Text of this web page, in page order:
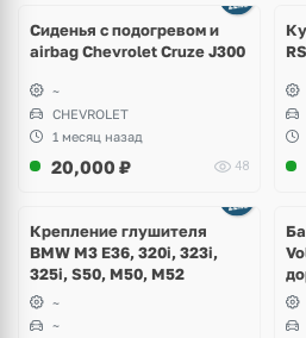
Сиденья с подогревом и
airbag Chevrolet Cruze J300
~
CHEVROLET
1 месяц назад
20,000 ₽ 48
Крепление глушителя
BMW M3 E36, 320i, 323i,
325i, S50, M50, M52
~
~